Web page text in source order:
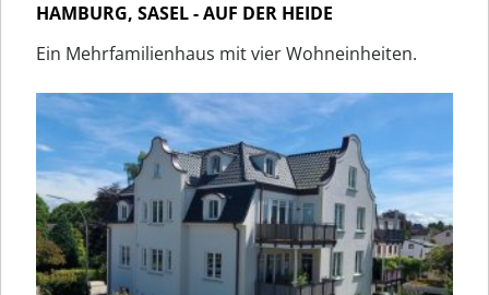
HAMBURG, SASEL - AUF DER HEIDE
Ein Mehrfamilienhaus mit vier Wohneinheiten.